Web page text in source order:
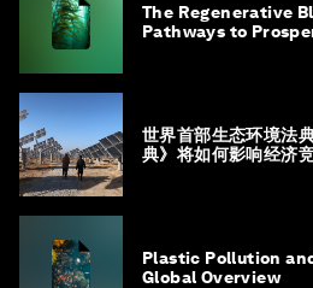
The Regenerative
Pathways to
世界首部生态环境法
典》将如何影响经济
Plastic Pollution
Global Overview